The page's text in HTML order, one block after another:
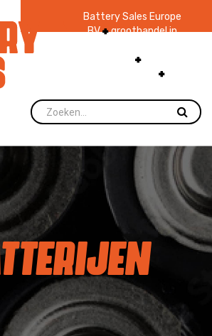
Battery Sales Europe
BV groothandel in
zaklampen Ruim 48
jaar ervaring
voorraad.